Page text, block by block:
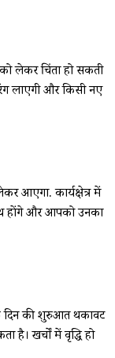
लेकर चिंता हो सकती
लाएगी और किसी नए
आएगा. कार्यक्षेत्र में
होंगे और आपको उनका
दिन की शुरुआत थकावट
है। खर्चों में वृद्धि हो